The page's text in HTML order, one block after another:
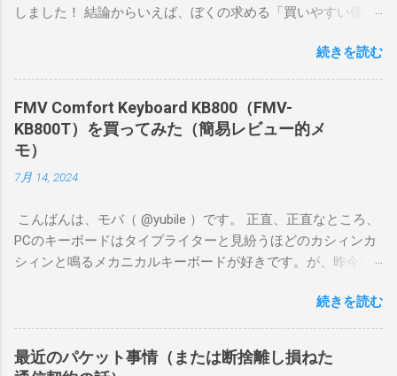
しました！ 結論からいえば、ぼくの求める「買いやすい価
ポイントをしっかり満たしていたので満足度が高いです。 ぼ
くが遊ぶゲームはFGOやグラブル、ウマ娘、プリコネR、艦こ
ムではないけど、あまりスペックが低いとカクカクしてスト
レスがたまります。 片手で持ちやすいサイズながら、ゲーム
が割としっかり遊べるナイス端末、と感じました。
続きを読む
FMV Comfort Keyboard KB800（FMV-
KB800T）を買ってみた（簡易レビュー的メ
モ）
7月 14, 2024
こんばんは、モバ（ @yubile ）です。 正直、正直なところ、
PCのキーボードはタイプライターと見紛うほどのカシィンカ
シィンと鳴るメカニカルキーボードが好きです。が、昨今は
時代の流れには抗えません。 そんなわけで半ば衝動買いした
のが、富士通の FMV Comfort Keyboard KB800 です。この記
事を書いている今、Amazonには入荷しておらず、メーカーの
オンラインショップでも品切れ中のようです。 ちなみに私
続きを読む
最近のパケット事情（または断捨離し損ねた